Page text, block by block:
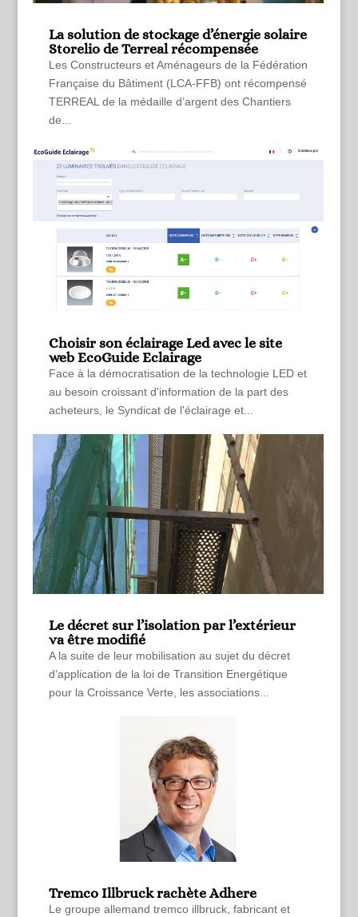
La solution de stockage d’énergie solaire
Storelio de Terreal récompensée
Les Constructeurs et Aménageurs de la Fédération
Française du Bâtiment (LCA-FFB) ont récompensé
TERREAL de la médaille d’argent des Chantiers
de...
Choisir son éclairage Led avec le site
web EcoGuide Eclairage
Face à la démocratisation de la technologie LED et
au besoin croissant d'information de la part des
acheteurs, le Syndicat de l'éclairage et...
Le décret sur l’isolation par l’extérieur
va être modifié
A la suite de leur mobilisation au sujet du décret
d’application de la loi de Transition Energétique
pour la Croissance Verte, les associations...
Tremco Illbruck rachète Adhere
Le groupe allemand tremco illbruck, fabricant et